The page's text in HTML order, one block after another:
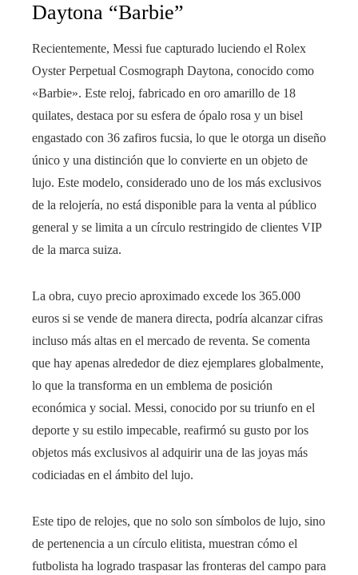
Daytona “Barbie”
Recientemente, Messi fue capturado luciendo el Rolex
Oyster Perpetual Cosmograph Daytona, conocido como
«Barbie». Este reloj, fabricado en oro amarillo de 18
quilates, destaca por su esfera de ópalo rosa y un bisel
engastado con 36 zafiros fucsia, lo que le otorga un diseño
único y una distinción que lo convierte en un objeto de
lujo. Este modelo, considerado uno de los más exclusivos
de la relojería, no está disponible para la venta al público
general y se limita a un círculo restringido de clientes VIP
de la marca suiza.
La obra, cuyo precio aproximado excede los 365.000
euros si se vende de manera directa, podría alcanzar cifras
incluso más altas en el mercado de reventa. Se comenta
que hay apenas alrededor de diez ejemplares globalmente,
lo que la transforma en un emblema de posición
económica y social. Messi, conocido por su triunfo en el
deporte y su estilo impecable, reafirmó su gusto por los
objetos más exclusivos al adquirir una de las joyas más
codiciadas en el ámbito del lujo.
Este tipo de relojes, que no solo son símbolos de lujo, sino
de pertenencia a un círculo elitista, muestran cómo el
futbolista ha logrado traspasar las fronteras del campo para